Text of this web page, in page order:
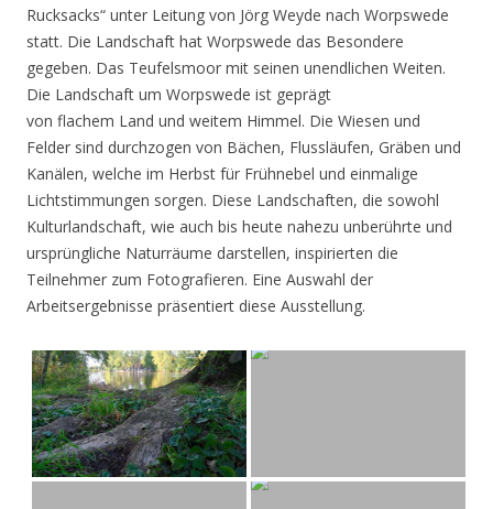
Rucksacks“ unter Leitung von Jörg Weyde nach Worpswede
statt. Die Landschaft hat Worpswede das Besondere
gegeben. Das Teufelsmoor mit seinen unendlichen Weiten.
Die Landschaft um Worpswede ist geprägt
von flachem Land und weitem Himmel. Die Wiesen und
Felder sind durchzogen von Bächen, Flussläufen, Gräben und
Kanälen, welche im Herbst für Frühnebel und einmalige
Lichtstimmungen sorgen. Diese Landschaften, die sowohl
Kulturlandschaft, wie auch bis heute nahezu unberührte und
ursprüngliche Naturräume darstellen, inspirierten die
Teilnehmer zum Fotografieren. Eine Auswahl der
Arbeitsergebnisse präsentiert diese Ausstellung.